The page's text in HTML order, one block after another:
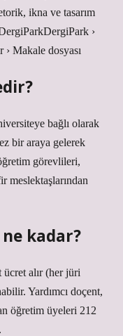
ikna ve tasarım
›
Makale dosyası
bağlı olarak
bir araya gelerek
görevlileri,
meslektaşlarından
kadar?
alır (her jüri
Yardımcı doçent,
öğretim üyeleri 212